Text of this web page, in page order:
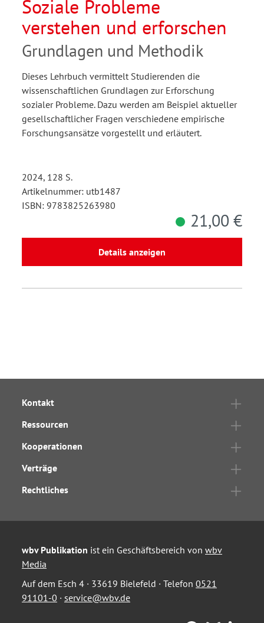
Soziale Probleme
verstehen und erforschen
Grundlagen und Methodik
Dieses Lehrbuch vermittelt Studierenden die
wissenschaftlichen Grundlagen zur Erforschung
sozialer Probleme. Dazu werden am Beispiel aktueller
gesellschaftlicher Fragen verschiedene empirische
Forschungsansätze vorgestellt und erläutert.
2024, 128 S.
Artikelnummer: utb1487
ISBN: 9783825263980
21,00 €
Details anzeigen
Kontakt
Ressourcen
Kooperationen
Verträge
Rechtliches
wbv Publikation ist ein Geschäftsbereich von wbv
Media
Auf dem Esch 4 · 33619 Bielefeld · Telefon 0521
91101-0 · service@wbv.de